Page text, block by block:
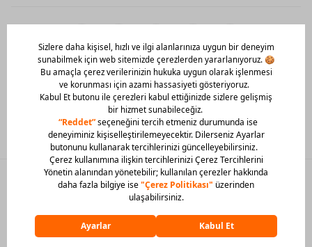
Mobil Uygulamamızı Hemen İndir!
© 2026 Barcin Tüm Hakları Saklıdır
Sitedeki görsel materyaller izinsiz kullanılamaz.